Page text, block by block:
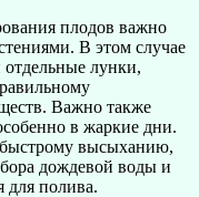
плодов важно
В этом случае
лунки,
Важно также
в жаркие дни.
быстрому высыханию,
дождевой воды и
для полива.